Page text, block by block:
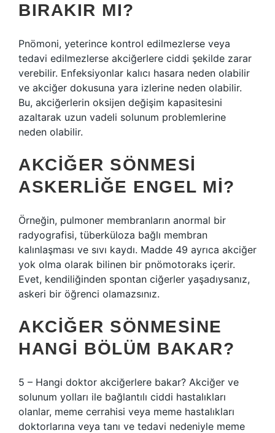
BIRAKIR MI?
Pnömoni, yeterince kontrol edilmezlerse veya
tedavi edilmezlerse akciğerlere ciddi şekilde zarar
verebilir. Enfeksiyonlar kalıcı hasara neden olabilir
ve akciğer dokusuna yara izlerine neden olabilir.
Bu, akciğerlerin oksijen değişim kapasitesini
azaltarak uzun vadeli solunum problemlerine
neden olabilir.
AKCIĞER SÖNMESI
ASKERLIĞE ENGEL MI?
Örneğin, pulmoner membranların anormal bir
radyografisi, tüberküloza bağlı membran
kalınlaşması ve sıvı kaydı. Madde 49 ayrıca akciğer
yok olma olarak bilinen bir pnömotoraks içerir.
Evet, kendiliğinden spontan ciğerler yaşadıysanız,
askeri bir öğrenci olamazsınız.
AKCIĞER SÖNMESINE
HANGI BÖLÜM BAKAR?
5 – Hangi doktor akciğerlere bakar? Akciğer ve
solunum yolları ile bağlantılı ciddi hastalıkları
olanlar, meme cerrahisi veya meme hastalıkları
doktorlarına veya tanı ve tedavi nedeniyle meme